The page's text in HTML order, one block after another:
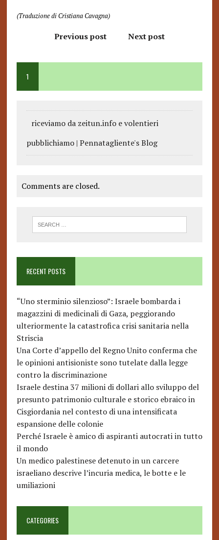
(Traduzione di Cristiana Cavagna)
Previous post Next post
1
riceviamo da zeitun.info e volentieri
pubblichiamo | Pennatagliente's Blog
Comments are closed.
RECENT POSTS
“Uno sterminio silenzioso”: Israele bombarda i
magazzini di medicinali di Gaza, peggiorando
ulteriormente la catastrofica crisi sanitaria nella
Striscia
Una Corte d’appello del Regno Unito conferma che
le opinioni antisioniste sono tutelate dalla legge
contro la discriminazione
Israele destina 37 milioni di dollari allo sviluppo del
presunto patrimonio culturale e storico ebraico in
Cisgiordania nel contesto di una intensificata
espansione delle colonie
Perché Israele è amico di aspiranti autocrati in tutto
il mondo
Un medico palestinese detenuto in un carcere
israeliano descrive l’incuria medica, le botte e le
umiliazioni
CATEGORIES